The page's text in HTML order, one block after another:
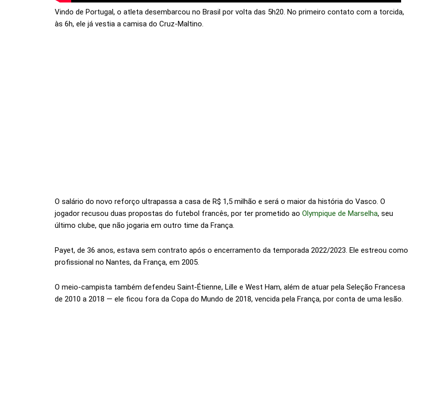
Vindo de Portugal, o atleta desembarcou no Brasil por volta das 5h20. No primeiro contato com a torcida,
às 6h, ele já vestia a camisa do Cruz-Maltino.
O salário do novo reforço ultrapassa a casa de R$ 1,5 milhão e será o maior da história do Vasco. O
jogador recusou duas propostas do futebol francês, por ter prometido ao Olympique de Marselha, seu
último clube, que não jogaria em outro time da França.
Payet, de 36 anos, estava sem contrato após o encerramento da temporada 2022/2023. Ele estreou como
profissional no Nantes, da França, em 2005.
O meio-campista também defendeu Saint-Étienne, Lille e West Ham, além de atuar pela Seleção Francesa
de 2010 a 2018 — ele ficou fora da Copa do Mundo de 2018, vencida pela França, por conta de uma lesão.